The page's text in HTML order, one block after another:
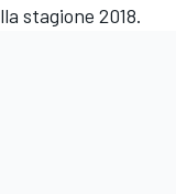
stagione 2018.